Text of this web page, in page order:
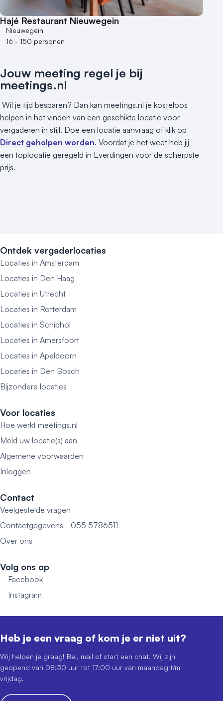
250 - 500 personen
500+ personen
Bijzondere locaties
Duurzame locatie
Groene locatie
Heisessie
Hotel
Hybride events
Industriële locatie
Kasteel en landgoed
Hajé Restaurant Nieuwegein
Nieuwegein
16 - 150 personen
Jouw meeting regel je bij
meetings.nl
Wil je tijd besparen? Dan kan meetings.nl je kosteloos
helpen in het vinden van een geschikte locatie voor
vergaderen in stijl. Doe een locatie aanvraag of klik op
Direct geholpen worden. Voordat je het weet heb jij
een toplocatie geregeld in Everdingen voor de scherpste
prijs.
Ontdek vergaderlocaties
Locaties in Amsterdam
Locaties in Den Haag
Locaties in Utrecht
Locaties in Rotterdam
Locaties in Schiphol
Locaties in Amersfoort
Locaties in Apeldoorn
Locaties in Den Bosch
Bijzondere locaties
Voor locaties
Hoe werkt meetings.nl
Meld uw locatie(s) aan
Algemene voorwaarden
Inloggen
Contact
Veelgestelde vragen
Contactgegevens - 055 5786511
Over ons
Volg ons op
Facebook
Instagram
Heb je een vraag of kom je er niet uit?
Wij helpen je graag! Bel, mail of start een chat. Wij zijn
geopend van 08:30 uur tot 17:00 uur van maandag t/m
vrijdag.